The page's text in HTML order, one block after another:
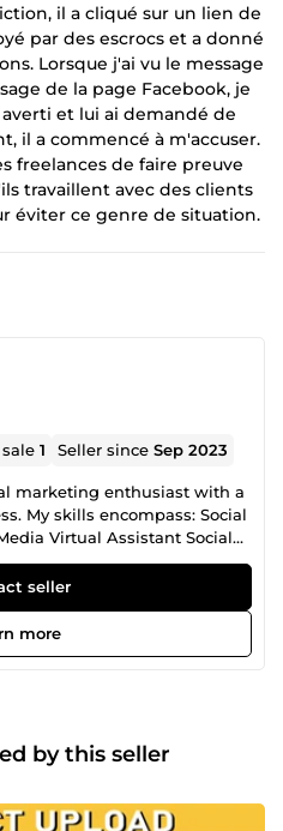
il a cliqué sur un lien de
par des escrocs et a donné
Lorsque j'ai vu le message
de la page Facebook, je
et lui ai demandé de
il a commencé à m'accuser.
freelances de faire preuve
travaillent avec des clients
éviter ce genre de situation.
sale1 Seller sinceSep 2023
marketing enthusiast with a
skills encompass: Social
Virtual Assistant Social
Shopify Virtual
WordPress Virtual
Ecommerce Virtual
Media Content I've
like yours build and
seller
more
by this seller